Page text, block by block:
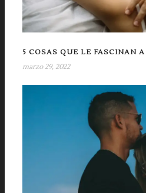
5 COSAS QUE LE FASCINAN
marzo 29, 2022